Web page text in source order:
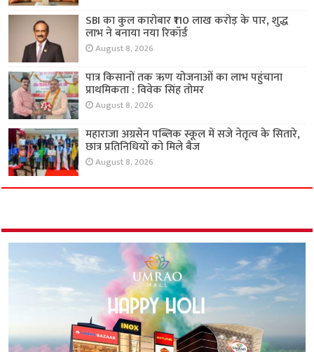
SBI का कुल कारोबार ₹110 लाख करोड़ के पार, शुद्ध
लाभ ने बनाया नया रिकॉर्ड
August 8, 2026
पात्र किसानों तक ऋण योजनाओं का लाभ पहुंचाना
प्राथमिकता : विवेक सिंह तोमर
August 8, 2026
महाराजा अग्रसेन पब्लिक स्कूल में सजे नेतृत्व के सितारे,
छात्र प्रतिनिधियों को मिले बैज
August 8, 2026